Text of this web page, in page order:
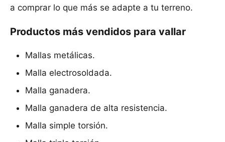
a comprar lo que más se adapte a tu terreno.
Productos más vendidos para vallar
Mallas metálicas.
Malla electrosoldada.
Malla ganadera.
Malla ganadera de alta resistencia.
Malla simple torsión.